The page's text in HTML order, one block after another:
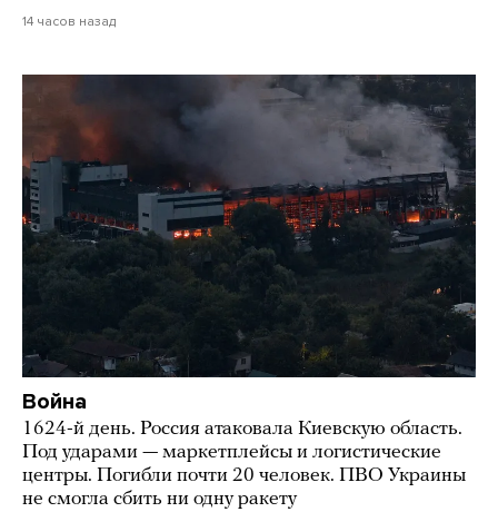
14 часов назад
Война
1624-й день. Россия атаковала Киевскую область.
Под ударами — маркетплейсы и логистические
центры. Погибли почти 20 человек. ПВО Украины
не смогла сбить ни одну ракету